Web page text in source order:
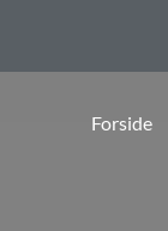
Forside